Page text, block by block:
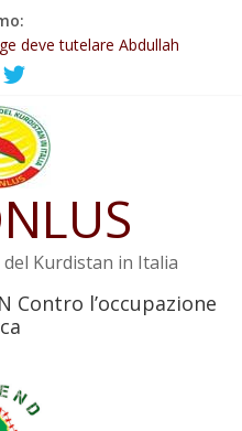
deve essere trasformata in
deve tutelare Abdullah
è di nuovo sotto minaccia
Rêber Apo ostacolerebbe
contro i crimini di guerra
Kurdistan in Italia
Contro l’occupazione